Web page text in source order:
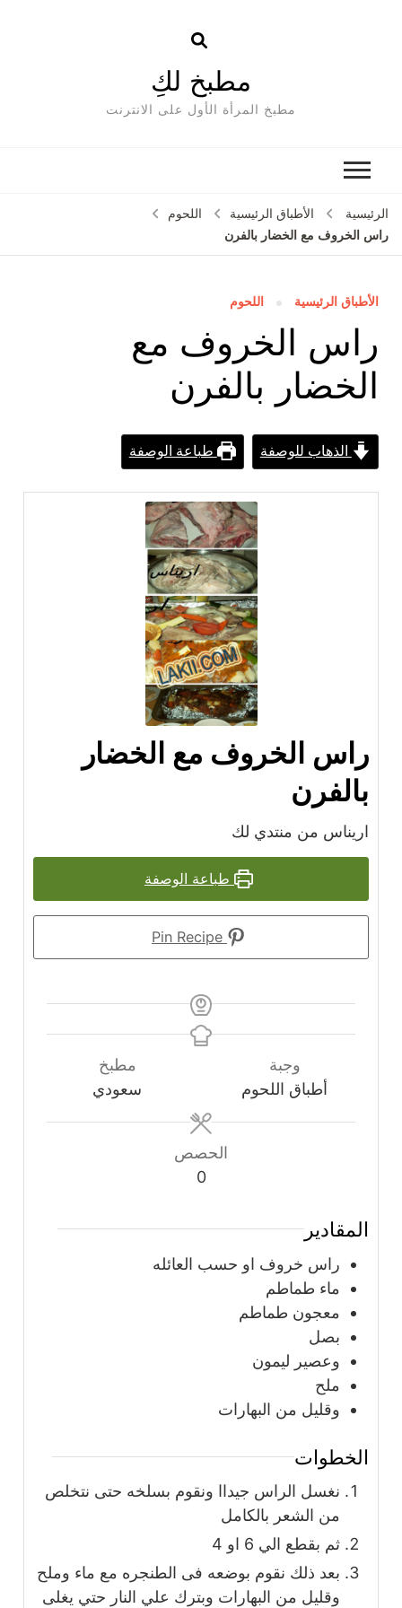
مطبخ لكِ
مطبخ المرأة الأول على الانترنت
الرئيسية الأطباق الرئيسية
اللحوم
راس الخروف مع الخضار بالفرن
الأطباق الرئيسية اللحوم
راس الخروف مع
الخضار بالفرن
الذهاب للوصفة طباعة الوصفة
راس الخروف مع الخضار
بالفرن
اريناس من منتدي لك
طباعة الوصفة
Pin Recipe
وجبة
أطباق اللحوم
مطبخ
سعودي
الحصص
0
المقادير
راس خروف او حسب العائله
ماء طماطم
معجون طماطم
بصل
وعصير ليمون
ملح
وقليل من البهارات
الخطوات
نغسل الراس جيداا ونقوم بسلخه حتى نتخلص
من الشعر بالكامل
ثم بقطع الي 6 او 4
بعد ذلك نقوم بوضعه فى الطنجره مع ماء وملح
وقليل من البهارات وبترك علي النار حتي يغلى